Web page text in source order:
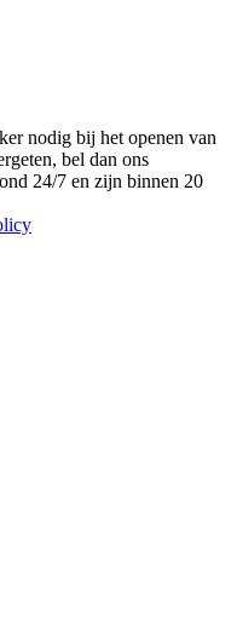
nodig bij het openen van
bel dan ons
24/7 en zijn binnen 20